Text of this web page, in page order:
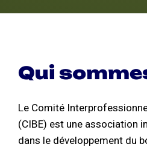
Qui
Le Comité
(CIBE) est une association
dans le développement du